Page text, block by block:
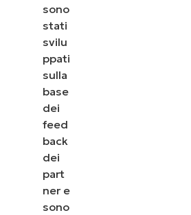
sono
stati
svilu
ppati
sulla
base
dei
feed
back
dei
part
ner e
sono